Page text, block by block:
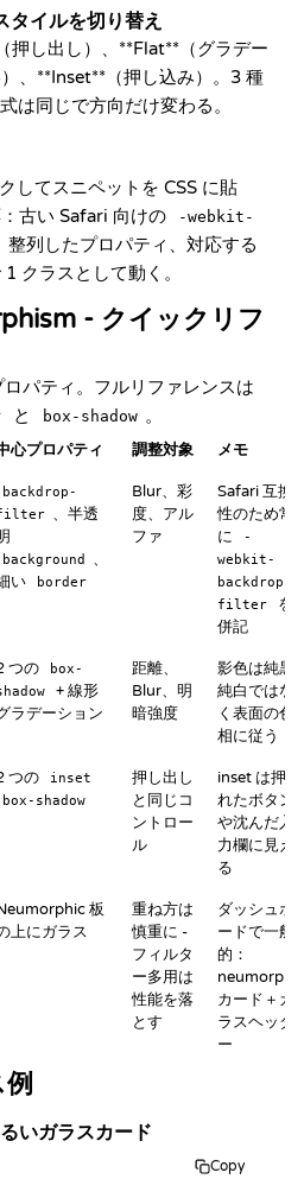
イルを切り替え
押し出し）、**Flat**（グラデー
、**Inset**（押し込み）。3 種
は同じで方向だけ変わる。
してスニペットを CSS に貼
古い Safari 向けの
-webkit-
整列したプロパティ、対応する
1 クラスとして動く。
- クイックリフ
パティ。フルリファレンスは
と box-shadow 。
心プロパティ 調整対象 メモ
backdrop-
、半透
background
、
い
border
Blur、彩
度、アル
ファ
Safari 互換
性のため常
に
-
webkit-
backdrop-
filter
を
併記
つの
box-
+ 線形
ラデーション
距離、
Blur、明
暗強度
影色は純黒/
純白ではな
く表面の色
相に従う
つの
inset
box-shadow
押し出し
と同じコ
ントロー
ル
inset は押さ
れたボタン
や沈んだ入
力欄に見え
る
板
上にガラス
重ね方は
慎重に -
フィルタ
ー多用は
性能を落
とす
ダッシュボ
ードで一般
的：
neumorphic
カード＋ガ
ラスヘッダ
ー
いガラスカード
Copy